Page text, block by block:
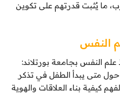
ما يُثبت قدرتهم على تكوين
النفس
علم النفس بجامعة بورتلاند:
حول متى يبدأ الطفل في تذكر
كيفية بناء العلاقات والهوية